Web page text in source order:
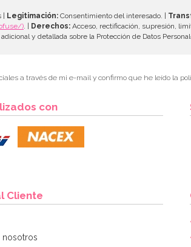
| Legitimación: Consentimiento del interesado. |
) . | Derechos: Acceso, rectificación, supresión,
y detallada sobre la Protección de Datos
a través de mi e-mail y confirmo que he leído la
con
Cliente
nosotros